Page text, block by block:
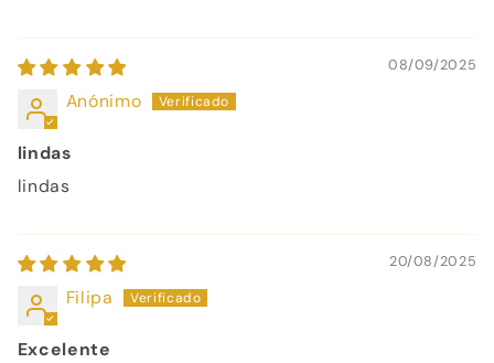
08/09/2025
Anónimo
lindas
lindas
20/08/2025
Filipa
Excelente